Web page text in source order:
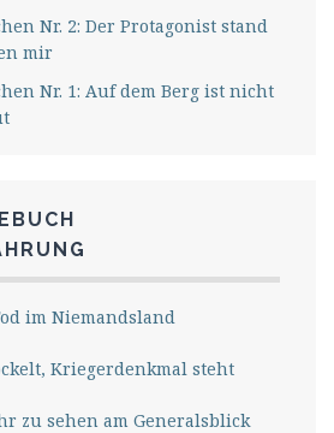
Nr. 2: Der Protagonist stand
mir
Nr. 1: Auf dem Berg ist nicht
im Niemandsland
Kriegerdenkmal steht
zu sehen am Generalsblick